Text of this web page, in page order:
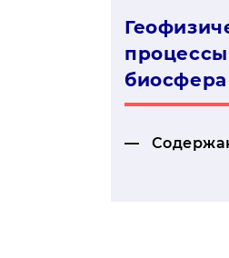
биосфера